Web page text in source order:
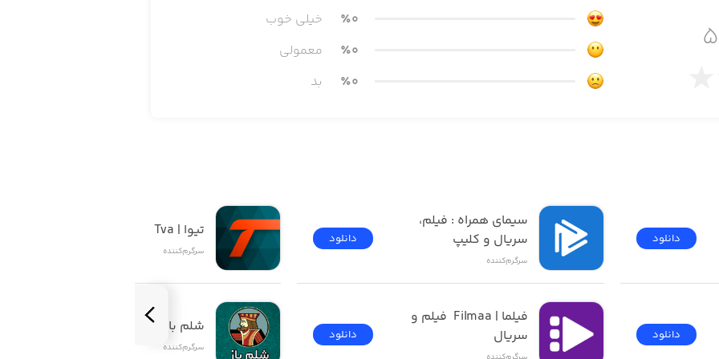
می‌توانید از موسیقی زیبا نیز انرژی گرفته و از این بازی سرگرم‌کننده لذت ببرید. همچنین با ورود به
٪0
خیلی خوب
٪0
معمولی
٪0 بد
دانلود
دانلود
سریال و کلیپ
سرگرم‌کننده
دانلود
سریال
دانلود
تیوا | Tva
سرگرم‌کننده
شلم باز | ShelemBaz
سرگرم‌کننده